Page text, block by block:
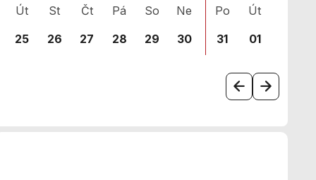
Út
25
St
26
Čt
27
Pá
28
So
29
Ne
30
Po
31
Út
01